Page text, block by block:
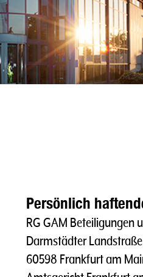
Persönlich
RG GAM Beteiligungen
Darmstädter
60598 Frankfurt am